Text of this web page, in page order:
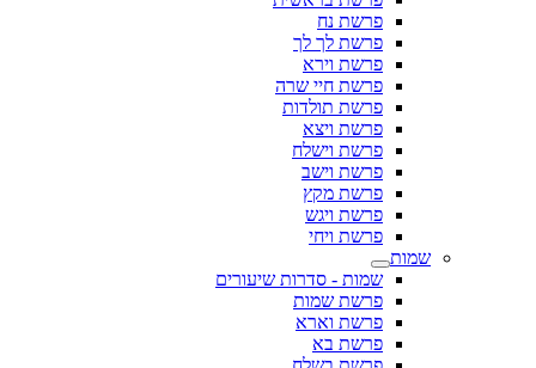
פרשת נח
פרשת לך לך
פרשת וירא
פרשת חיי שרה
פרשת תולדות
פרשת ויצא
פרשת וישלח
פרשת וישב
פרשת מקץ
פרשת ויגש
פרשת ויחי
שמות
שמות - סדרות שיעורים
פרשת שמות
פרשת וארא
פרשת בא